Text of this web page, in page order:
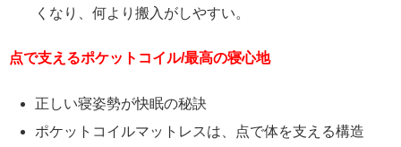
くなり、何より搬入がしやすい。
点で支えるポケットコイル/最高の寝心地
正しい寝姿勢が快眠の秘訣
ポケットコイルマットレスは、点で体を支える構造